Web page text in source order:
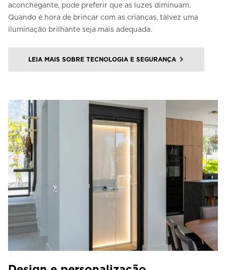
aconchegante, pode preferir que as luzes diminuam.
Quando é hora de brincar com as crianças, talvez uma
iluminação brilhante seja mais adequada.
LEIA MAIS SOBRE TECNOLOGIA E SEGURANÇA